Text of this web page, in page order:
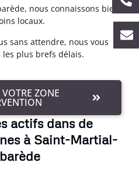
nous connaissons bien
locaux.
sans attendre, nous vous
plus brefs délais.
ZONE
actifs dans de
à Saint-Martial-